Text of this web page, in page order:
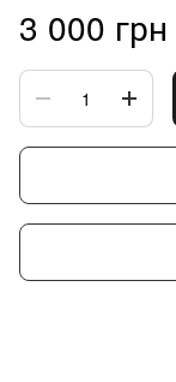
3 000 грн